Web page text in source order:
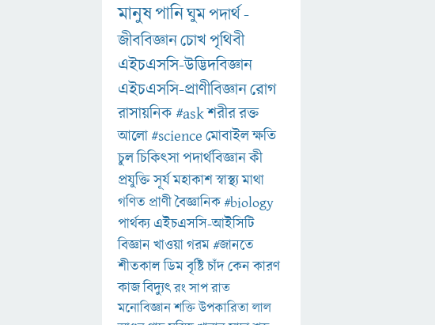
মানুষপানিঘুমপদার্থ-
জীববিজ্ঞানচোখপৃথিবী
এইচএসসি-উদ্ভিদবিজ্ঞান
এইচএসসি-প্রাণীবিজ্ঞানরোগ
রাসায়নিক#askশরীররক্ত
আলো#scienceমোবাইলক্ষতি
চুলচিকিৎসাপদার্থবিজ্ঞানকী
প্রযুক্তিসূর্যমহাকাশস্বাস্থ্যমাথা
গণিত প্রাণীবৈজ্ঞানিক#biology
পার্থক্য এইচএসসি-আইসিটি
বিজ্ঞানখাওয়াগরম#জানতে
শীতকালডিমবৃষ্টিচাঁদকেনকারণ
কাজবিদ্যুৎরংসাপরাত
মনোবিজ্ঞানশক্তিউপকারিতালাল